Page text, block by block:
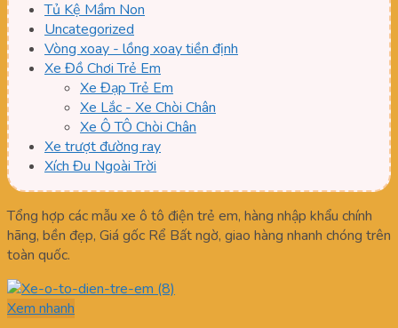
Tủ Kệ Mầm Non
Uncategorized
Vòng xoay - lồng xoay tiền định
Xe Đồ Chơi Trẻ Em
Xe Đạp Trẻ Em
Xe Lắc - Xe Chòi Chân
Xe Ô TÔ Chòi Chân
Xe trượt đường ray
Xích Đu Ngoài Trời
Tổng hợp các mẫu xe ô tô điện trẻ em, hàng nhập khẩu chính
hãng, bền đẹp, Giá gốc Rể Bất ngờ, giao hàng nhanh chóng trên
toàn quốc.
Xem nhanh